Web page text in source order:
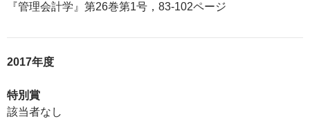
『管理会計学』第26巻第1号，83-102ページ
2017年度
特別賞
該当者なし